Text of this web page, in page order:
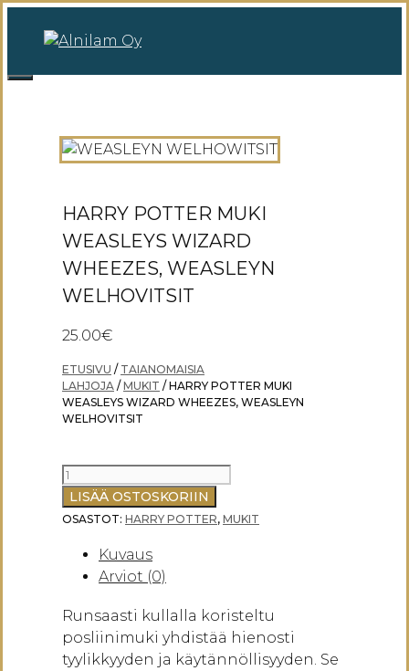
sisältöön
HARRY POTTER MUKI
WEASLEYS WIZARD
WHEEZES, WEASLEYN
WELHOVITSIT
25.00€
ETUSIVU / TAIANOMAISIA
LAHJOJA / MUKIT / HARRY POTTER MUKI
WEASLEYS WIZARD WHEEZES, WEASLEYN
WELHOVITSIT
HARRY
POTTER
MUKI
WIZARD
WHEEZES,
WELHOVITSIT
määrä
LISÄÄ OSTOSKORIIN
OSASTOT: HARRY POTTER, MUKIT
Kuvaus
Arviot (0)
Runsaasti kullalla koristeltu
posliinimuki yhdistää hienosti
tyylikkyyden ja käytännöllisyyden. Se